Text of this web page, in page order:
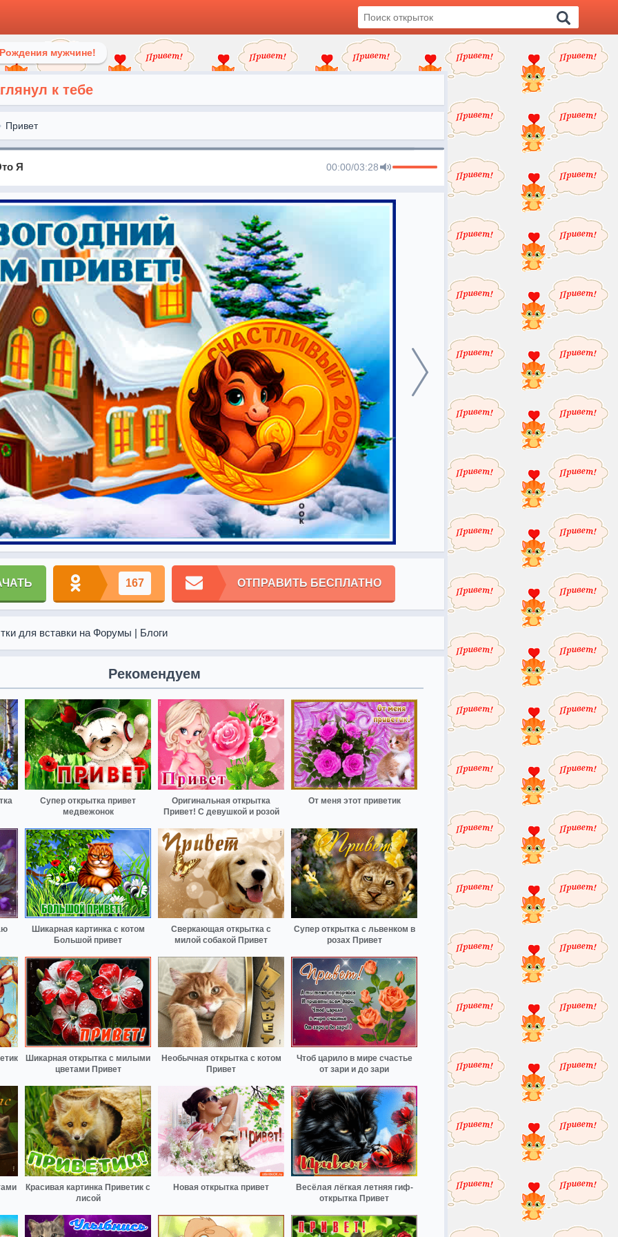
мужчине!
к тебе
Привет
Я 00:00/03:28
167 ОТПРАВИТЬ БЕСПЛАТНО
для вставки на Форумы | Блоги
Рекомендуем
Супер открытка привет
медвежонок
Оригинальная открытка
Привет! С девушкой и розой
От меня этот приветик
Шикарная картинка с котом
Большой привет
Сверкающая открытка с
милой собакой Привет
Супер открытка с львенком в
розах Привет
Шикарная открытка с милыми
цветами Привет
Необычная открытка с котом
Привет
Чтоб царило в мире счастье
от зари и до зари
Красивая картинка Приветик с
лисой
Новая открытка привет
Весёлая лёгкая летняя гиф-
открытка Привет